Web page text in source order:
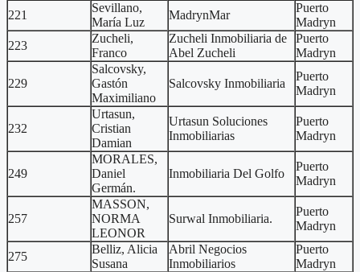
221
Sevillano,
María Luz
MadrynMar
Puerto
Madryn
223
Zucheli,
Franco
Zucheli Inmobiliaria de
Abel Zucheli
Puerto
Madryn
229
Salcovsky,
Gastón
Maximiliano
Salcovsky Inmobiliaria
Puerto
Madryn
232
Urtasun,
Cristian
Damian
Urtasun Soluciones
Inmobiliarias
Puerto
Madryn
249
MORALES,
Daniel
Germán.
Inmobiliaria Del Golfo
Puerto
Madryn
257
MASSON,
NORMA
LEONOR
Surwal Inmobiliaria.
Puerto
Madryn
275
Belliz, Alicia
Susana
Abril Negocios
Inmobiliarios
Puerto
Madryn